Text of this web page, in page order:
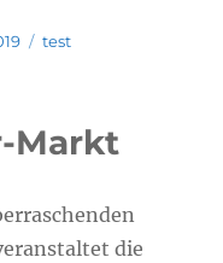
Kategorien
test
Markt
die